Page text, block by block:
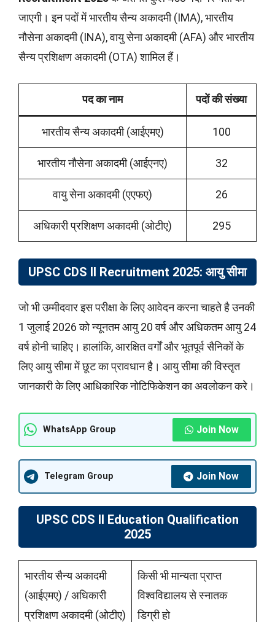
जाएगी। इन पदों में भारतीय सैन्य अकादमी (IMA), भारतीय
नौसेना अकादमी (INA), वायु सेना अकादमी (AFA) और भारतीय
सैन्य प्रशिक्षण अकादमी (OTA) शामिल हैं।
पद का नाम पदों की संख्या
भारतीय सैन्य अकादमी (आईएमए) 100
भारतीय नौसेना अकादमी (आईएनए) 32
वायु सेना अकादमी (एएफए) 26
अधिकारी प्रशिक्षण अकादमी (ओटीए) 295
UPSC CDS II Recruitment 2025: आयु सीमा
जो भी उम्मीदवार इस परीक्षा के लिए आवेदन करना चाहते है उनकी
1 जुलाई 2026 को न्यूनतम आयु 20 वर्ष और अधिकतम आयु 24
वर्ष होनी चाहिए। हालांकि, आरक्षित वर्गों और भूतपूर्व सैनिकों के
लिए आयु सीमा में छूट का प्रावधान है। आयु सीमा की विस्तृत
जानकारी के लिए आधिकारिक नोटिफिकेशन का अवलोकन करे।
WhatsApp Group Join Now
Telegram Group Join Now
UPSC CDS II Education Qualification
2025
भारतीय सैन्य अकादमी
(आईएमए) / अधिकारी
प्रशिक्षण अकादमी (ओटीए)
किसी भी मान्यता प्राप्त
विश्वविद्यालय से स्नातक
डिग्री हो